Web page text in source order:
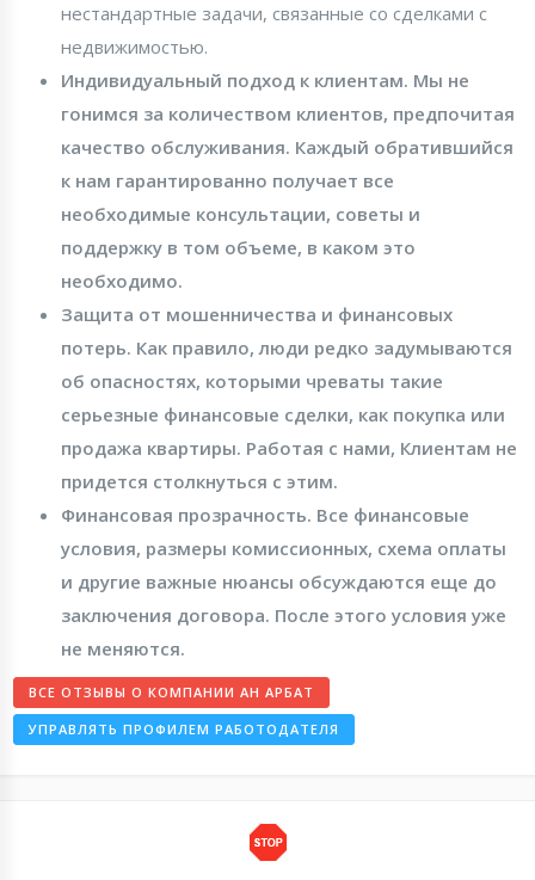
нестандартные задачи, связанные со сделками с
недвижимостью.
Индивидуальный подход к клиентам. Мы не
гонимся за количеством клиентов, предпочитая
качество обслуживания. Каждый обратившийся
к нам гарантированно получает все
необходимые консультации, советы и
поддержку в том объеме, в каком это
необходимо.
Защита от мошенничества и финансовых
потерь. Как правило, люди редко задумываются
об опасностях, которыми чреваты такие
серьезные финансовые сделки, как покупка или
продажа квартиры. Работая с нами, Клиентам не
придется столкнуться с этим.
Финансовая прозрачность. Все финансовые
условия, размеры комиссионных, схема оплаты
и другие важные нюансы обсуждаются еще до
заключения договора. После этого условия уже
не меняются.
ВСЕ ОТЗЫВЫ О КОМПАНИИ АН АРБАТ
УПРАВЛЯТЬ ПРОФИЛЕМ РАБОТОДАТЕЛЯ